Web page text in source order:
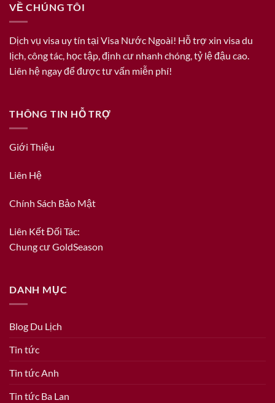
VỀ CHÚNG TÔI
Dịch vụ visa uy tín tại Visa Nước Ngoài! Hỗ trợ xin visa du
lịch, công tác, học tập, định cư nhanh chóng, tỷ lệ đậu cao.
Liên hệ ngay để được tư vấn miễn phí!
THÔNG TIN HỖ TRỢ
Giới Thiệu
Liên Hệ
Chính Sách Bảo Mật
Liên Kết Đối Tác:
Chung cư GoldSeason
DANH MỤC
Blog Du Lịch
Tin tức
Tin tức Anh
Tin tức Ba Lan